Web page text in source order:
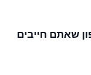
שאתם חייבים